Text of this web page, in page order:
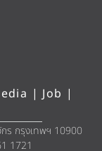
| Job |
ร กรุงเทพฯ 10900
1721